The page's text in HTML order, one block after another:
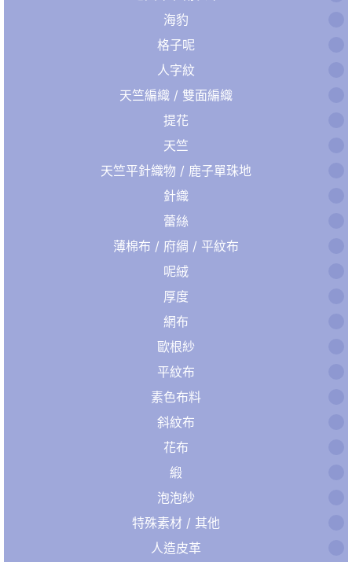
海豹
格子呢
人字紋
天竺編織 / 雙面編織
提花
天竺
天竺平針織物 / 鹿子單珠地
針織
蕾絲
薄棉布 / 府綢 / 平紋布
呢絨
厚度
網布
歐根紗
平紋布
素色布料
斜紋布
花布
緞
泡泡紗
特殊素材 / 其他
人造皮革